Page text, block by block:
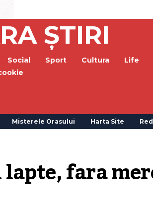
ȘTIRI
Social Sport Cultura Life
Misterele Orasului Harta Site
lapte, fara